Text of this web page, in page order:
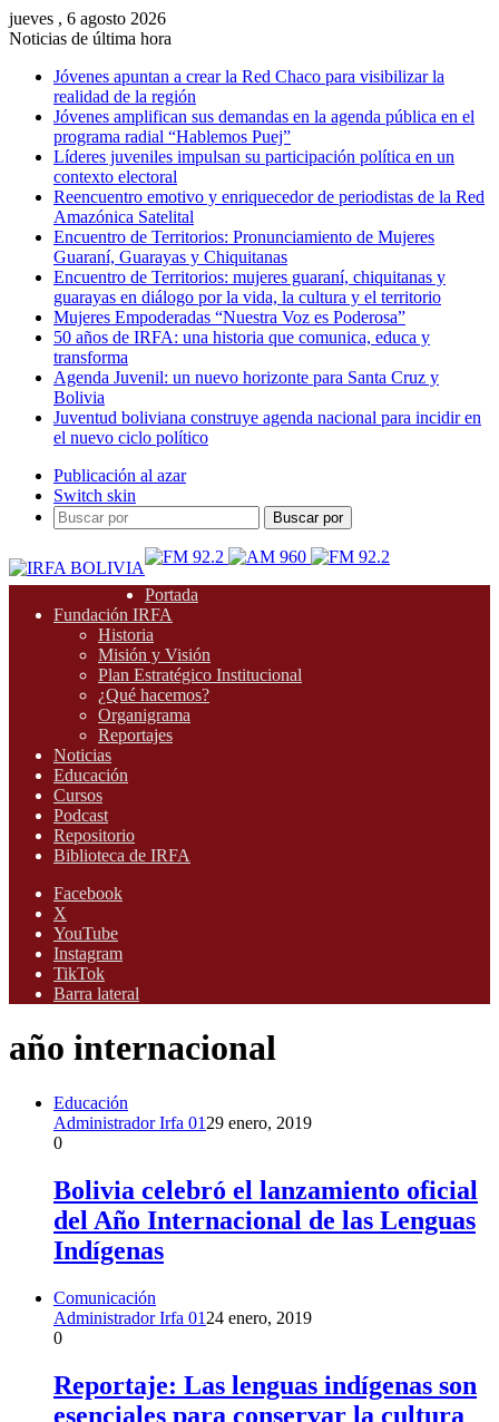
jueves , 6 agosto 2026
Noticias de última hora
Jóvenes apuntan a crear la Red Chaco para visibilizar la
realidad de la región
Jóvenes amplifican sus demandas en la agenda pública en el
programa radial “Hablemos Puej”
Líderes juveniles impulsan su participación política en un
contexto electoral
Reencuentro emotivo y enriquecedor de periodistas de la Red
Amazónica Satelital
Encuentro de Territorios: Pronunciamiento de Mujeres
Guaraní, Guarayas y Chiquitanas
Encuentro de Territorios: mujeres guaraní, chiquitanas y
guarayas en diálogo por la vida, la cultura y el territorio
Mujeres Empoderadas “Nuestra Voz es Poderosa”
50 años de IRFA: una historia que comunica, educa y
transforma
Agenda Juvenil: un nuevo horizonte para Santa Cruz y
Bolivia
Juventud boliviana construye agenda nacional para incidir en
el nuevo ciclo político
Publicación al azar
Switch skin
Buscar por
Portada
Fundación IRFA
Historia
Misión y Visión
Plan Estratégico Institucional
¿Qué hacemos?
Organigrama
Reportajes
Noticias
Educación
Cursos
Podcast
Repositorio
Biblioteca de IRFA
Facebook
X
YouTube
Instagram
TikTok
Barra lateral
año internacional
Educación
Administrador Irfa 01 29 enero, 2019
0
Bolivia celebró el lanzamiento oficial
del Año Internacional de las Lenguas
Indígenas
Comunicación
Administrador Irfa 01 24 enero, 2019
0
Reportaje: Las lenguas indígenas son
esenciales para conservar la cultura